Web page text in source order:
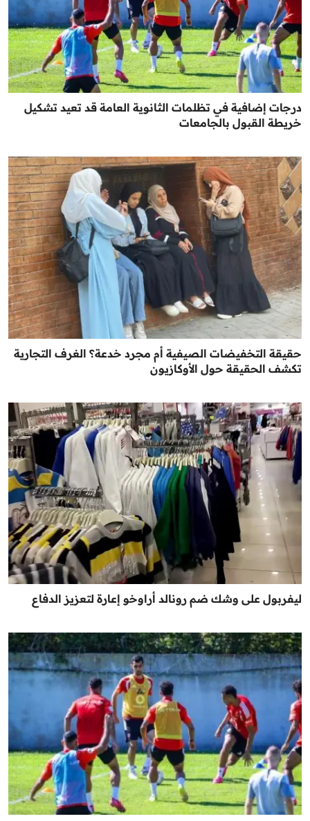
درجات إضافية في تظلمات الثانوية العامة قد تعيد تشكيل
خريطة القبول بالجامعات
حقيقة التخفيضات الصيفية أم مجرد خدعة؟ الغرف التجارية
تكشف الحقيقة حول الأوكازيون
ليفربول على وشك ضم رونالد أراوخو إعارة لتعزيز الدفاع